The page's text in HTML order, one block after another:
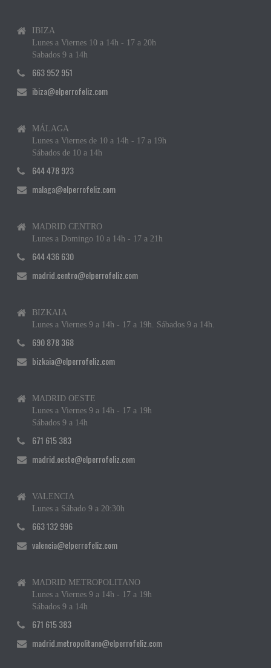
IBIZA
Lunes a Viernes 10 a 14h - 17 a 20h
Sabados 9 a 14h
663 952 951
ibiza@elperrofeliz.com
MÁLAGA
Lunes a Viernes de 10 a 14h - 17 a 19h
Sábados de 10 a 14h
644 478 923
malaga@elperrofeliz.com
MADRID CENTRO
Lunes a Domingo 10 a 14h - 17 a 21h
644 436 630
madrid.centro@elperrofeliz.com
BIZKAIA
Lunes a Viernes 9 a 14h - 17 a 19h. Sábados 9 a 14h.
690 878 368
bizkaia@elperrofeliz.com
MADRID OESTE
Lunes a Viernes 9 a 14h - 17 a 19h
Sábados 9 a 14h
671 615 383
madrid.oeste@elperrofeliz.com
VALENCIA
Lunes a Sábado 9 a 20:30h
663 132 996
valencia@elperrofeliz.com
MADRID METROPOLITANO
Lunes a Viernes 9 a 14h - 17 a 19h
Sábados 9 a 14h
671 615 383
madrid.metropolitano@elperrofeliz.com